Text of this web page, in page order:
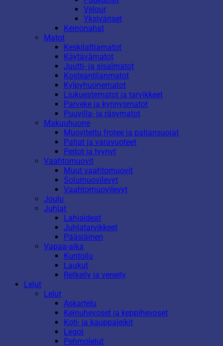
Velour
Yksiväriset
Keinonahat
Matot
Keskilattiamatot
Käytävämatot
Juutti- ja sisalmatot
Kosteantilanmatot
Kylpyhuonematot
Liukuestematot ja tarvikkeet
Parveke ja kynnysmatot
Puuvilla- ja räsymatot
Makuuhuone
Muovitettu frotee ja patjansuojat
Patjat ja varavuoteet
Peitot ja tyynyt
Vaahtomuovit
Muut vaahtomuovit
Solumuovilevyt
Vaahtomuovilevyt
Joulu
Juhlat
Lahjaideat
Juhlatarvikkeet
Pääsiäinen
Vapaa-aika
Kuntoilu
Laukut
Retkeily ja veneily
Lelut
Lelut
Askartelu
Keinuhevoset ja keppihevoset
Koti- ja kauppaleikit
Legot
Pehmolelut